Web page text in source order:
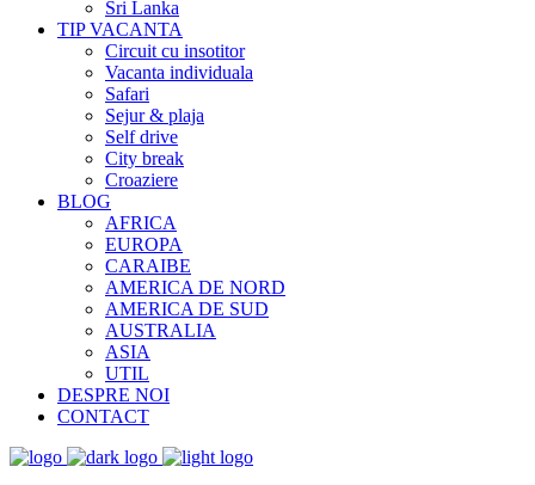
Sri Lanka
TIP VACANTA
Circuit cu insotitor
Vacanta individuala
Safari
Sejur & plaja
Self drive
City break
Croaziere
BLOG
AFRICA
EUROPA
CARAIBE
AMERICA DE NORD
AMERICA DE SUD
AUSTRALIA
ASIA
UTIL
DESPRE NOI
CONTACT